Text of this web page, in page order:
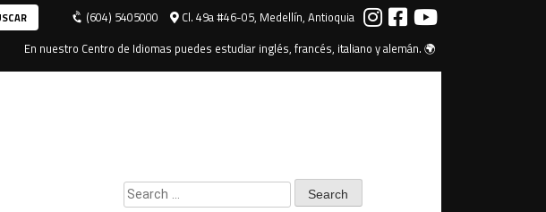
(604) 5405000
Cl. 49a #46-05, Medellín, Antioquia
En nuestro Centro de Idiomas puedes estudiar inglés, francés, italiano y alemán. 🌍